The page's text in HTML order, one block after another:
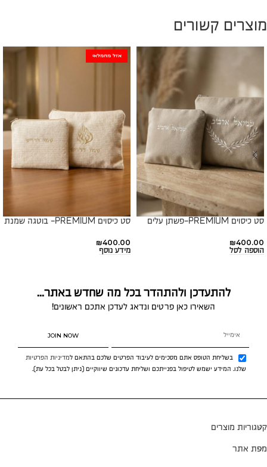
מוצרים קשורים
סט כיסוים PREMIUM-פשתן עלים
₪400.00
הוספה לסל
אזל מהמלאי
סט כיסוים PREMIUM- בוטגה שמנת
₪400.00
מידע נוסף
להתעדכן ולהתהדר בכל מה שחדש באתר...
השאירו כאן פרטים ונדאג לעדכן אתכם ראשונים!
בשליחת הטופס אתם מסכימים לעיבוד הפרטים שלכם בהתאם למדיניות הפרטיות
שלנו. המידע ישמש לטיפול בפנייתכם ושליחת עדכונים שיווקיים (ניתן לבטל בכל עת).
JOIN NOW
קטגוריות מוצרים
מפת אתר